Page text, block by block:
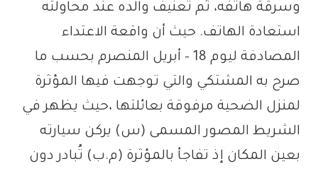
وسرقة هاتفه، ثم تعنيف والده عند محاولته
استعادة الهاتف. حيث أن واقعة الاعتداء
المصادفة ليوم 18 – أبريل المنصرم بحسب ما
صرح به المشتكي والتي توجهت فيها المؤثرة
لمنزل الضحية مرفوقة بعائلتها ،حيث يظهر في
الشريط المصور المسمى (س) يركن سيارته
بعين المكان إذ تفاجأ بالمؤثرة (م.ب) تُبادر دون